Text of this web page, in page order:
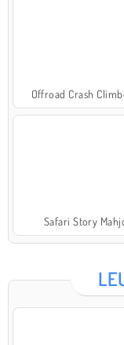
Offroad Crash
Safari Story